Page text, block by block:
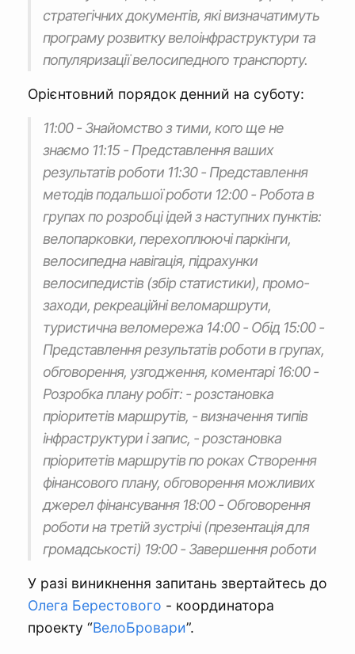
стратегічних документів, які визначатимуть
програму розвитку велоінфраструктури та
популяризації велосипедного транспорту.
Орієнтовний порядок денний на суботу:
11:00 - Знайомство з тими, кого ще не
знаємо 11:15 - Представлення ваших
результатів роботи 11:30 - Представлення
методів подальшої роботи 12:00 - Робота в
групах по розробці ідей з наступних пунктів:
велопарковки, перехоплюючі паркінги,
велосипедна навігація, підрахунки
велосипедистів (збір статистики), промо-
заходи, рекреаційні веломаршрути,
туристична веломережа 14:00 - Обід 15:00 -
Представлення результатів роботи в групах,
обговорення, узгодження, коментарі 16:00 -
Розробка плану робіт: - розстановка
пріоритетів маршрутів, - визначення типів
інфраструктури і запис, - розстановка
пріоритетів маршрутів по роках Створення
фінансового плану, обговорення можливих
джерел фінансування 18:00 - Обговорення
роботи на третій зустрічі (презентація для
громадськості) 19:00 - Завершення роботи
У разі виникнення запитань звертайтесь до
Олега Берестового - координатора
проекту “ВелоБровари”.